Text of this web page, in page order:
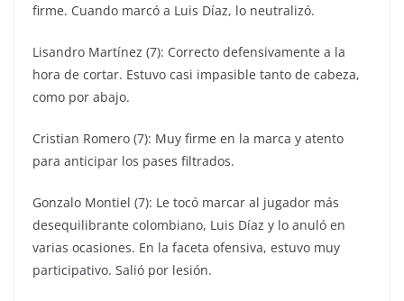
firme. Cuando marcó a Luis Díaz, lo neutralizó.
Lisandro Martínez (7): Correcto defensivamente a la
hora de cortar. Estuvo casi impasible tanto de cabeza,
como por abajo.
Cristian Romero (7): Muy firme en la marca y atento
para anticipar los pases filtrados.
Gonzalo Montiel (7): Le tocó marcar al jugador más
desequilibrante colombiano, Luis Díaz y lo anuló en
varias ocasiones. En la faceta ofensiva, estuvo muy
participativo. Salió por lesión.